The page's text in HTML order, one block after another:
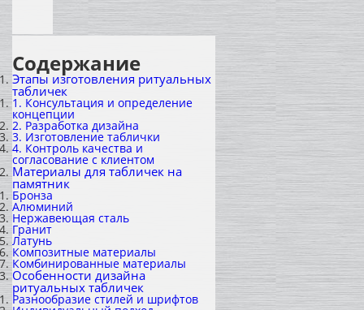
Содержание
Этапы изготовления ритуальных
табличек
1. Консультация и определение
концепции
2. Разработка дизайна
3. Изготовление таблички
4. Контроль качества и
согласование с клиентом
Материалы для табличек на
памятник
Бронза
Алюминий
Нержавеющая сталь
Гранит
Латунь
Композитные материалы
Комбинированные материалы
Особенности дизайна
ритуальных табличек
Разнообразие стилей и шрифтов